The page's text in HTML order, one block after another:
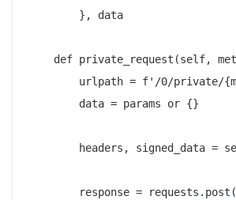
        }, data
def private_request(self,
urlpath = f'/0/private/
        data = params or {}
headers, signed_data =
        response = requests.post(